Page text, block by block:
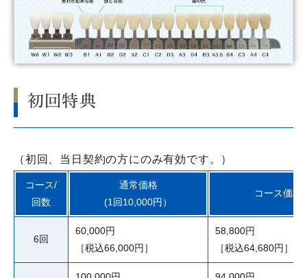
初回特典
（初回、当日契約の方にのみ有効です。）
コース/
回数
通常価格
(1回10,000円）
コース価格
6回
60,000円
［税込66,000円］
58,800円
［税込64,680円］